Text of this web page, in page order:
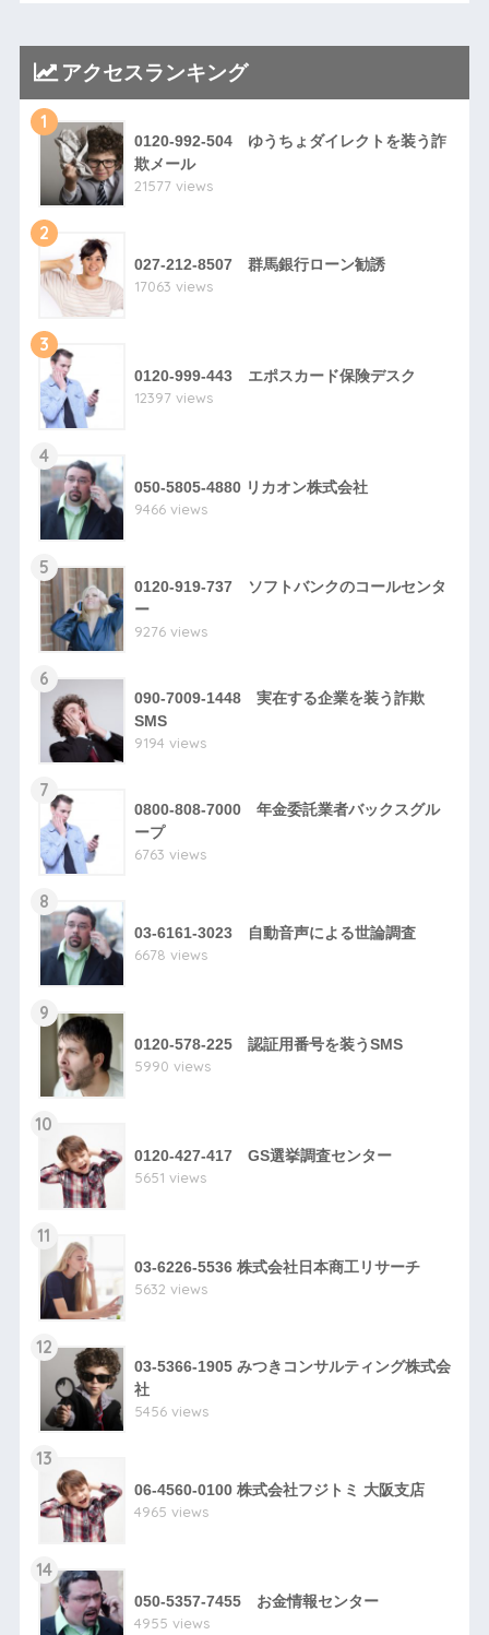
アクセスランキング
1
0120-992-504 ゆうちょダイレクトを装う詐
欺メール
21577 views
2
027-212-8507 群馬銀行ローン勧誘
17063 views
3
0120-999-443 エポスカード保険デスク
12397 views
4
050-5805-4880 リカオン株式会社
9466 views
5
0120-919-737 ソフトバンクのコールセンタ
ー
9276 views
6
090-7009-1448 実在する企業を装う詐欺
SMS
9194 views
7
0800-808-7000 年金委託業者バックスグル
ープ
6763 views
8
03-6161-3023 自動音声による世論調査
6678 views
9
0120-578-225 認証用番号を装うSMS
5990 views
10
0120-427-417 GS選挙調査センター
5651 views
11
03-6226-5536 株式会社日本商工リサーチ
5632 views
12
03-5366-1905 みつきコンサルティング株式会
社
5456 views
13
06-4560-0100 株式会社フジトミ 大阪支店
4965 views
14
050-5357-7455 お金情報センター
4955 views